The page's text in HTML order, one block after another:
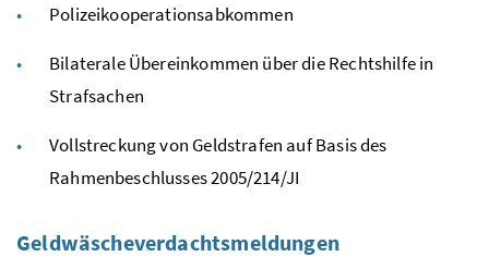
Polizeikooperationsabkommen
Bilaterale Übereinkommen über die Rechtshilfe in
Strafsachen
Vollstreckung von Geldstrafen auf Basis des
Rahmenbeschlusses 2005/214/JI
Geldwäscheverdachtsmeldungen